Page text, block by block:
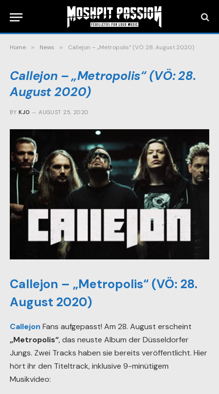
Home » News » Callejon – „Metropolis“ (VÖ: 28. August 2020)
Callejon – „Metropolis“ (VÖ: 28.
August 2020)
BY KJO AUGUST 25, 2020
Callejon – „Metropolis“ (VÖ: 28.
August 2020)
Callejon Fans aufgepasst! Am 28. August erscheint
„Metropolis“, das neuste Album der Düsseldorfer
Jungs. Zwei Tracks haben sie bereits veröffentlicht. Hier
hört ihr den Titeltrack, inklusive 9-minütigem
Musikvideo: